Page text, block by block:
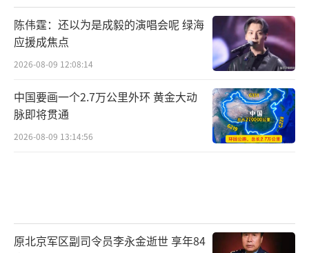
陈伟霆：还以为是成毅的演唱会呢 绿海
应援成焦点
2026-08-09 12:08:14
中国要画一个2.7万公里外环 黄金大动
脉即将贯通
2026-08-09 13:14:56
原北京军区副司令员李永金逝世 享年84